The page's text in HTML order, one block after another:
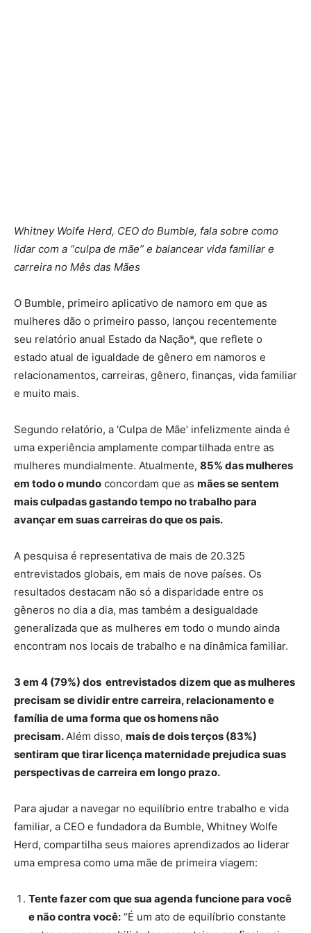
Whitney Wolfe Herd, CEO do Bumble, fala sobre como
lidar com a “culpa de mãe” e balancear vida familiar e
carreira no Mês das Mães
O Bumble, primeiro aplicativo de namoro em que as
mulheres dão o primeiro passo, lançou recentemente
seu relatório anual Estado da Nação*, que reflete o
estado atual de igualdade de gênero em namoros e
relacionamentos, carreiras, gênero, finanças, vida familiar
e muito mais.
Segundo relatório, a ‘Culpa de Mãe’ infelizmente ainda é
uma experiência amplamente compartilhada entre as
mulheres mundialmente. Atualmente, 85% das mulheres
em todo o mundo concordam que as mães se sentem
mais culpadas gastando tempo no trabalho para
avançar em suas carreiras do que os pais.
A pesquisa é representativa de mais de 20.325
entrevistados globais, em mais de nove países. Os
resultados destacam não só a disparidade entre os
gêneros no dia a dia, mas também a desigualdade
generalizada que as mulheres em todo o mundo ainda
encontram nos locais de trabalho e na dinâmica familiar.
3 em 4 (79%) dos entrevistados dizem que as mulheres
precisam se dividir entre carreira, relacionamento e
família de uma forma que os homens não
precisam.Além disso, mais de dois terços (83%)
sentiram que tirar licença maternidade prejudica suas
perspectivas de carreira em longo prazo.
Para ajudar a navegar no equilíbrio entre trabalho e vida
familiar, a CEO e fundadora da Bumble, Whitney Wolfe
Herd, compartilha seus maiores aprendizados ao liderar
uma empresa como uma mãe de primeira viagem:
Tente fazer com que sua agenda funcione para você
e não contra você: “É um ato de equilíbrio constante